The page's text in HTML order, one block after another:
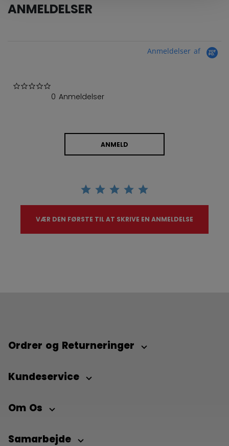
ANMELDELSER
Anmeldelser af
0 Anmeldelser
ANMELD
VÆR DEN FØRSTE TIL AT SKRIVE EN ANMELDELSE
Ordrer og Returneringer
Kundeservice
Om Os
Samarbejde